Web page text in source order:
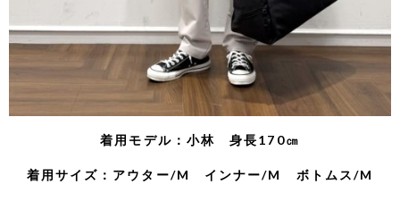
着用モデル：小林 身長170㎝
着用サイズ：アウター/M インナー/M ボトムス/M